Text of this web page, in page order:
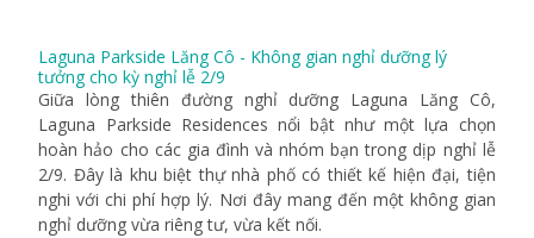
Laguna Parkside Lăng Cô - Không gian nghỉ dưỡng lý
tưởng cho kỳ nghỉ lễ 2/9
Giữa lòng thiên đường nghỉ dưỡng Laguna Lăng Cô,
Laguna Parkside Residences nổi bật như một lựa chọn
hoàn hảo cho các gia đình và nhóm bạn trong dịp nghỉ lễ
2/9. Đây là khu biệt thự nhà phố có thiết kế hiện đại, tiện
nghi với chi phí hợp lý. Nơi đây mang đến một không gian
nghỉ dưỡng vừa riêng tư, vừa kết nối.